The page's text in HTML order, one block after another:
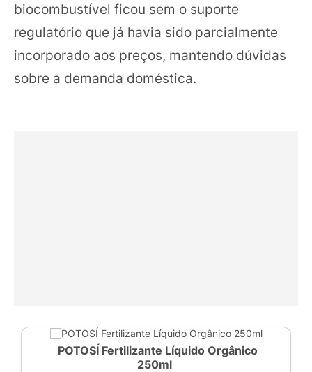
biocombustível ficou sem o suporte
regulatório que já havia sido parcialmente
incorporado aos preços, mantendo dúvidas
sobre a demanda doméstica.
POTOSÍ Fertilizante Líquido Orgânico
250ml